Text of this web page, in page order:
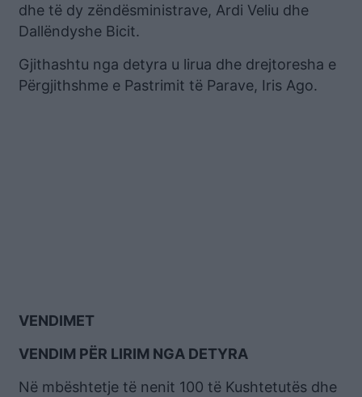
dhe të dy zëndësministrave, Ardi Veliu dhe
Dallëndyshe Bicit.
Gjithashtu nga detyra u lirua dhe drejtoresha e
Përgjithshme e Pastrimit të Parave, Iris Ago.
VENDIMET
VENDIM PËR LIRIM NGA DETYRA
Në mbështetje të nenit 100 të Kushtetutës dhe